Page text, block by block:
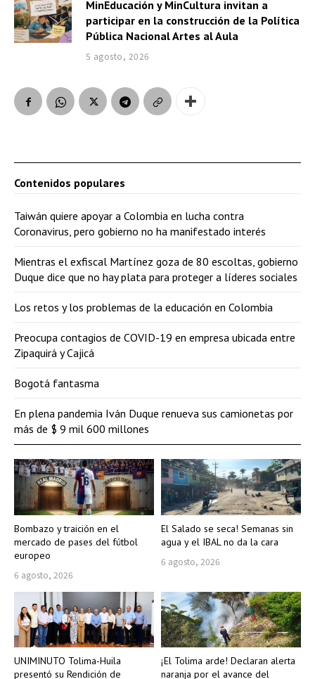
MinEducación y MinCultura invitan a
participar en la construcción de la Política
Pública Nacional Artes al Aula
5 agosto, 2026
Bombazo y traición en el
mercado de pases del fútbol
europeo
6 agosto, 2026
El Salado se seca! Semanas sin
agua y el IBAL no da la cara
6 agosto, 2026
UNIMINUTO Tolima-Huila
presentó su Rendición de
¡El Tolima arde! Declaran alerta
naranja por el avance del
Contenidos populares
Taiwán quiere apoyar a Colombia en lucha contra
Coronavirus, pero gobierno no ha manifestado interés
Mientras el exfiscal Martínez goza de 80 escoltas, gobierno
Duque dice que no hay plata para proteger a líderes sociales
Los retos y los problemas de la educación en Colombia
Preocupa contagios de COVID-19 en empresa ubicada entre
Zipaquirá y Cajicá
Bogotá fantasma
En plena pandemia Iván Duque renueva sus camionetas por
más de $ 9 mil 600 millones